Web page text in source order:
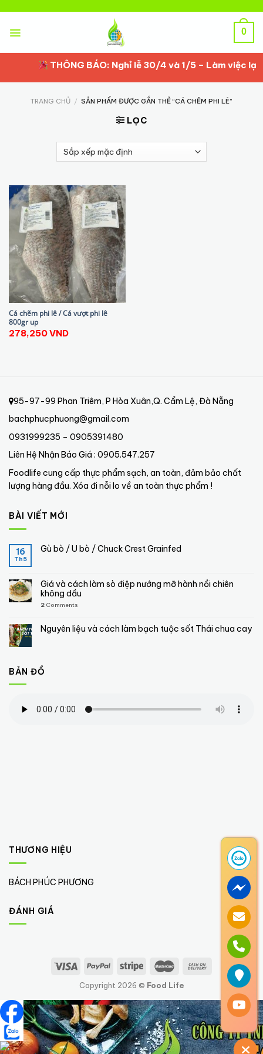
content
0
THÔNG BÁO: Nghỉ lễ 30/4 và 1/5 – Làm việc lại
TRANG CHỦ / SẢN PHẨM ĐƯỢC GẮN THẺ “CÁ CHẼM PHI LÊ”
LỌC
Cá chẽm phi lê / Cá vượt phi lê
800gr up
278,250VND
95-97-99 Phan Triêm, P Hòa Xuân,Q. Cẩm Lệ, Đà Nẵng
bachphucphuong@gmail.com
0931999235 – 0905391480
Liên Hệ Nhận Báo Giá : 0905.547.257
Foodlife cung cấp thực phẩm sạch, an toàn, đảm bảo chất
lượng hàng đầu. Xóa đi nỗi lo về an toàn thực phẩm !
BÀI VIẾT MỚI
16
Th5
Gù bò / U bò / Chuck Crest Grainfed
Giá và cách làm sò điệp nướng mỡ hành nồi chiên
không dầu
2 Comments
Nguyên liệu và cách làm bạch tuộc sốt Thái chua cay
BẢN ĐỒ
THƯƠNG HIỆU
BÁCH PHÚC PHƯƠNG (1)
ĐÁNH GIÁ
Copyright 2026 © Food Life